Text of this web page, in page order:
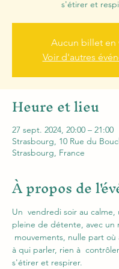
s'étirer et
Aucun billet en
Voir d'autres
Heure et lieu
27 sept. 2024, 20:00 – 21:00
Strasbourg, 10 Rue du
Strasbourg, France
À propos de
Un  vendredi soir au calme,
pleine de détente, avec un
mouvements, nulle part où
à qui parler, rien à
s'étirer et respirer.